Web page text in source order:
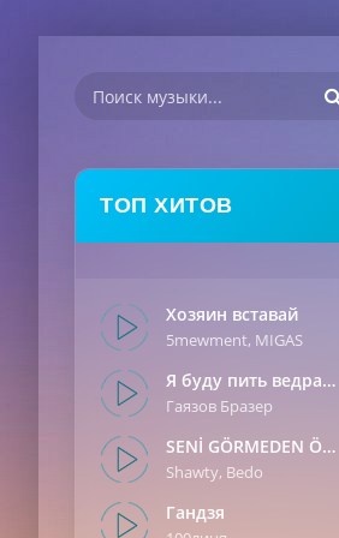
ТОП ХИТОВ
Хозяин вставай
5mewment, MIGAS
Я буду пить ведрами
Гаязов Бразер
SENİ GÖRMEDEN ÖNCE
Shawty, Bedo
Гандзя